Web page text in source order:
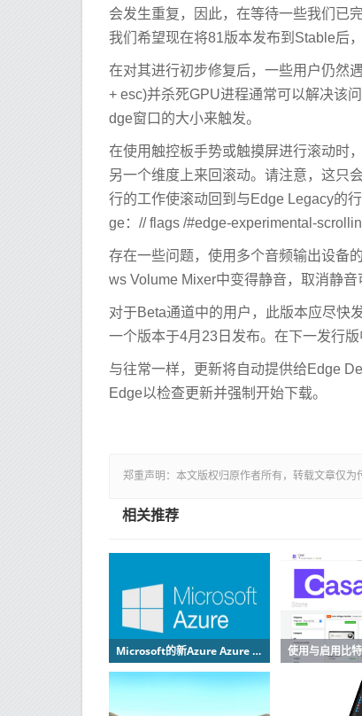
会发生重复，因此，在等待一些我们已
我们希望现在将81版本发布到Stable后
在对其进行初步修复后，一些用户仍然
+ esc)并杀死GPU进程通常可以解决该
dge窗口的大小来触发。
在使用触控板手势或触摸屏进行滚动时
另一个维度上来回滚动。请注意，这只
行的工作使滚动回到与Edge Legacy的
ge：// flags /#edge-experimental-
存在一些问题，使用多个音频输出设备
ws Volume Mixer中变得静音，取消静
对于Beta通道中的用户，此版本应尽快
一个版本于4月23日发布。在下一发行
与往常一样，更新将自动提供给Edge
Edge以检查更新并强制开始下载。
郑重声明：本文版权归原作者所有，转载文章仅为
相关推荐
Microsoft的新Azure Azure IoT Edge服务在边缘部署AI